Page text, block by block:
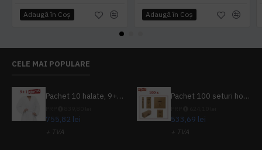
Adaugă în Coş Adaugă în Coş
CELE MAI POPULARE
Pachet 10 halate, 9+1 gratuit
755,82 lei
+ TVA
Pachet 100 seturi hoteliere, set dentar, set barbierit, casca de dus, pila unghii, set cusut
533,69 lei
+ TVA